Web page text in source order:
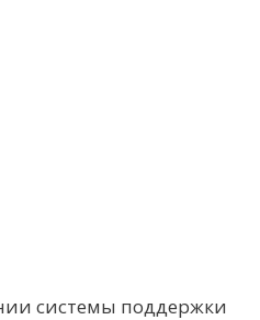
системы поддержки